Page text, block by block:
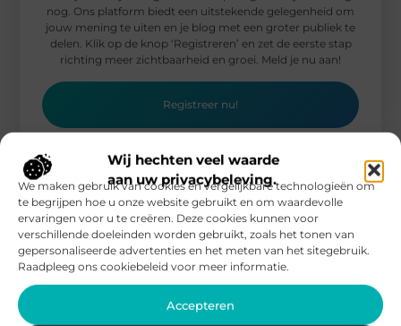
Wij hechten veel waarde
aan uw privacybeleving.
We maken gebruik van cookies en vergelijkbare technologieën om
te begrijpen hoe u onze website gebruikt en om waardevolle
ervaringen voor u te creëren. Deze cookies kunnen voor
verschillende doeleinden worden gebruikt, zoals het tonen van
gepersonaliseerde advertenties en het meten van het sitegebruik.
Raadpleeg ons cookiebeleid voor meer informatie.
Accepteren
nog. Ons platform biedt een uitstekende gelegenheid om
jouw mening te uiten en je blog met een groter publiek te
delen. Klik op de knop ‘Registreren’ en zet de eerste stap
richting meer zichtbaarheid en groei. Meld je nu aan!
Registreer nu!
Gerelateerde artikelendie u mogelijk
interesseren